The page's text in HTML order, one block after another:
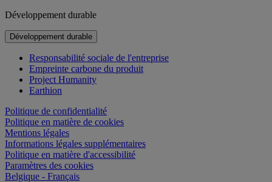
Développement durable
Développement durable
Responsabilité sociale de l'entreprise
Empreinte carbone du produit
Project Humanity
Earthion
Politique de confidentialité
Politique en matière de cookies
Mentions légales
Informations légales supplémentaires
Politique en matière d'accessibilité
Paramètres des cookies
Belgique - Français